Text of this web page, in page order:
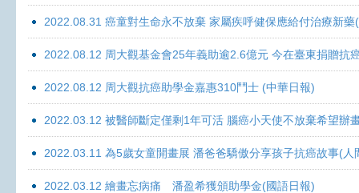
2022.08.31 癌童對生命永不放棄 家屬疾呼健保應給付治療新藥
2022.08.12 周大觀基金會25年義助逾2.6億元 今在臺東捐贈抗
2022.08.12 周大觀抗癌助學金嘉惠310鬥士 (中華日報)
2022.03.12 被醫師斷定僅剩1年可活 腦癌小天使不放棄希望辦
2022.03.11 為5歲女童開畫展 潘爸爸驕傲分享孩子抗癌故事(人
2022.03.12 繪畫忘病痛 潘盈希獲頒助學金(國語日報)